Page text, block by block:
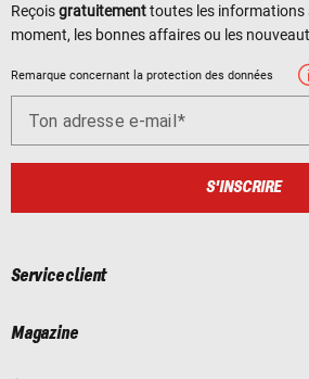
Reçoisgratuitementtoutes les informations
moment, les bonnes affaires ou les
Remarque concernant la protection des données
Ton adresse e-mail
S'INSCRIRE
Service client
Magazine